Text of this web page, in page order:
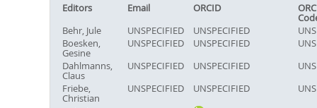
Editors Email ORCID
Behr, Jule
UNSPECIFIED UNSPECIFIED
Boesken,
Gesine
UNSPECIFIED UNSPECIFIED
Dahlmanns,
Claus
UNSPECIFIED UNSPECIFIED
Friebe,
Christian
UNSPECIFIED UNSPECIFIED